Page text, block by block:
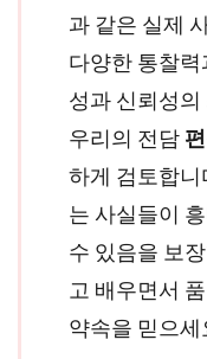
과 같은 실제
다양한 통찰
성과 신뢰성의
우리의 전담
하게 검토합니
는 사실들이
수 있음을 보
고 배우면서
약속을 믿으세